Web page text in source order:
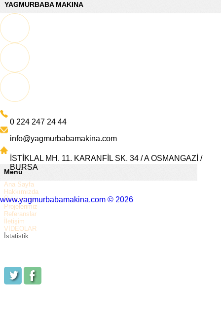
YAGMURBABA MAKINA
0 224 247 24 44
info@yagmurbabamakina.com
İSTİKLAL MH. 11. KARANFİL SK. 34 / A OSMANGAZİ /
BURSA
Menü
Ana Sayfa
Hakkımızda
Ürünlerimiz
Projelerimiz
Referanslar
İletişim
VİDEOLAR
İstatistik
www.yagmurbabamakina.com © 2026